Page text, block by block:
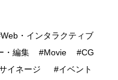
・インタラクティブ
・編集 #Movie
#CG
イネージ
#イベント